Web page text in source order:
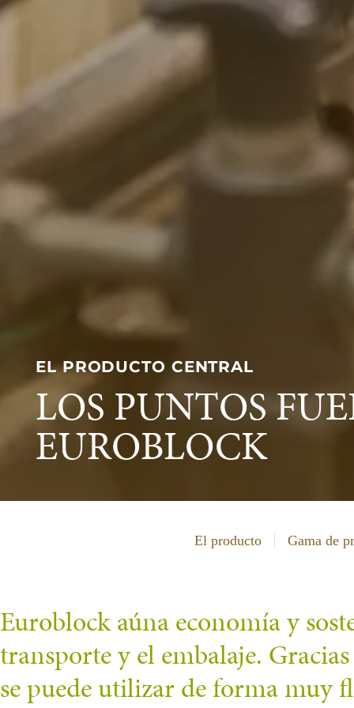
EL PRODUCTO CENTRAL
LOS PUNTOS
EUROBLOCK
El producto Gama de
Euroblock aúna economía y
transporte y el embalaje.
se puede utilizar de forma muy